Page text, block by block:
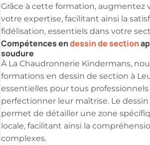
Grâce à cette formation, augmentez
votre expertise, facilitant ainsi la
fidélisation, essentiels dans votre
Compétences endessin de section
soudure
À La Chaudronnerie Kindermans,
formations en dessin de section à
essentielles pour tous
perfectionner leur maîtrise. Le
permet de détailler une zone
locale, facilitant ainsi la
complexes.